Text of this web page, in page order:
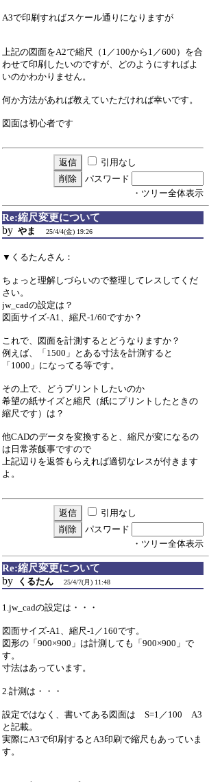
A3で印刷すればスケール通りになりますが
上記の図面をA2で縮尺（1／100から1／600）を合
わせて印刷したいのですが、どのようにすればよ
いのかわかりません。
何か方法があれば教えていただければ幸いです。
図面は初心者です
引用なし
パスワード
・ツリー全体表示
Re:縮尺変更について
by やま 25/4/4(金) 19:26
▼くるたんさん：
ちょっと理解しづらいので整理してレスしてくだ
さい。
jw_cadの設定は？
図面サイズ-A1、縮尺-1/60ですか？
これで、図面を計測するとどうなりますか？
例えば、「1500」とある寸法を計測すると
「1000」になってる等です。
その上で、どうプリントしたいのか
希望の紙サイズと縮尺（紙にプリントしたときの
縮尺です）は？
他CADのデータを変換すると、縮尺が変になるの
は日常茶飯事ですので
上記辺りを返答もらえれば適切なレスが付きます
よ。
引用なし
パスワード
・ツリー全体表示
Re:縮尺変更について
by くるたん 25/4/7(月) 11:48
1.jw_cadの設定は・・・
図面サイズ-A1、縮尺-1／160です。
図形の「900×900」は計測しても「900×900」で
す。
寸法はあっています。
2.計測は・・・
設定ではなく、書いてある図面は S=1／100 A3
と記載。
実際にA3で印刷するとA3印刷で縮尺もあっていま
す。